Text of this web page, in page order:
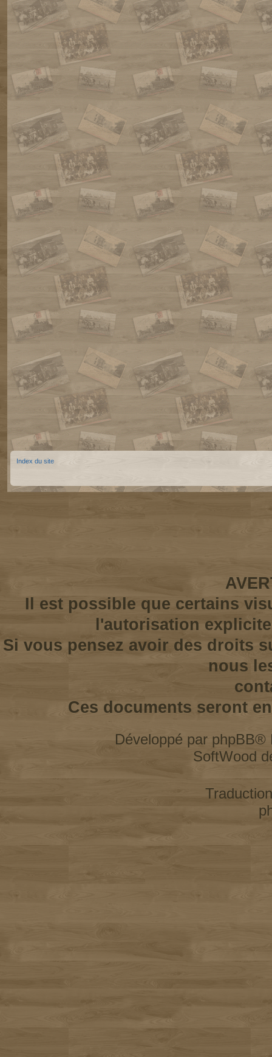
Index du site
Il est possible que certains
l'autorisation
Si vous pensez avoir des droits
nous
Ces documents seront
Développé par phpBB®
SoftWood